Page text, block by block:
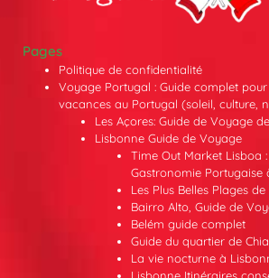
Pages
Politique de confidentialité
Voyage Portugal : Guide complet
vacances au Portugal (soleil, culture,
Les Açores: Guide de Voyage
Lisbonne Guide de Voyage
Time Out Market Lisboa
Gastronomie Portugaise
Les Plus Belles Plages
Bairro Alto, Guide de
Belém guide complet
Guide du quartier de
La vie nocturne à